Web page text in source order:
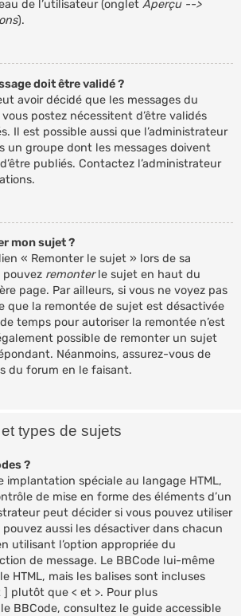
de l’utilisateur (onglet Aperçu -->
).
doit être validé ?
avoir décidé que les messages du
postez nécessitent d’être validés
Il est possible aussi que l’administrateur
un groupe dont les messages doivent
publiés. Contactez l’administrateur
mon sujet ?
« Remonter le sujet » lors de sa
remonterle sujet en haut du
page. Par ailleurs, si vous ne voyez pas
que la remontée de sujet est désactivée
temps pour autoriser la remontée n’est
possible de remonter un sujet
Néanmoins, assurez-vous de
du forum en le faisant.
types de sujets
?
implantation spéciale au langage HTML,
de mise en forme des éléments d’un
peut décider si vous pouvez utiliser
pouvez aussi les désactiver dans chacun
utilisant l’option appropriée du
de message. Le BBCode lui-même
HTML, mais les balises sont incluses
plutôt que < et >. Pour plus
BBCode, consultez le guide accessible